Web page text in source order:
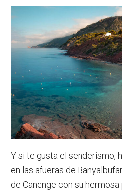
Y si te gusta el senderismo,
en las afueras de
de Canonge con su